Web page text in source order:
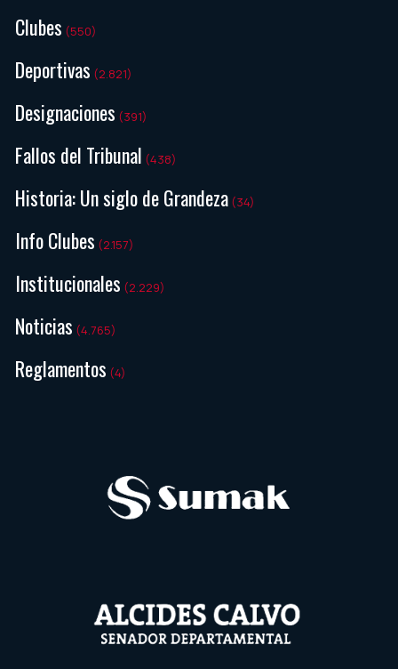
Clubes (550)
Deportivas (2.821)
Designaciones (391)
Fallos del Tribunal (438)
Historia: Un siglo de Grandeza (34)
Info Clubes (2.157)
Institucionales (2.229)
Noticias (4.765)
Reglamentos (4)